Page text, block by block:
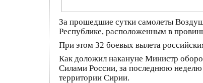
За прошедшие сутки самолеты
Республике, расположенным в
При этом 32 боевых вылета
Как доложил накануне Министр
Силами России, за последнюю неделю
территории Сирии.